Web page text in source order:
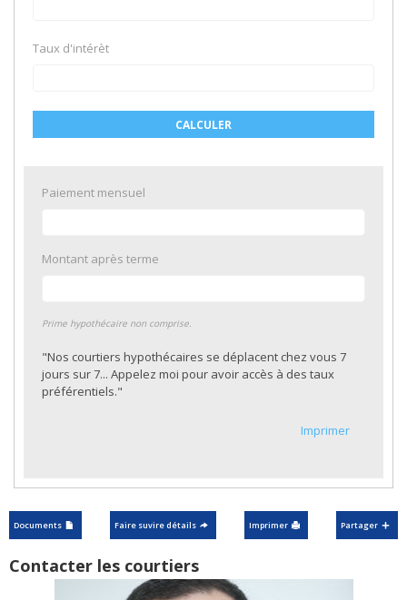
Taux d'intérèt
CALCULER
Paiement mensuel
Montant après terme
Prime hypothécaire non comprise.
"Nos courtiers hypothécaires se déplacent chez vous 7
jours sur 7... Appelez moi pour avoir accès à des taux
préférentiels."
Imprimer
Documents Faire suvire détails Imprimer Partager
Contacter les courtiers